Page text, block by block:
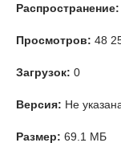
Распространение:
Просмотров: 48
Загрузок: 0
Версия: Не
Размер: 69.1 МБ